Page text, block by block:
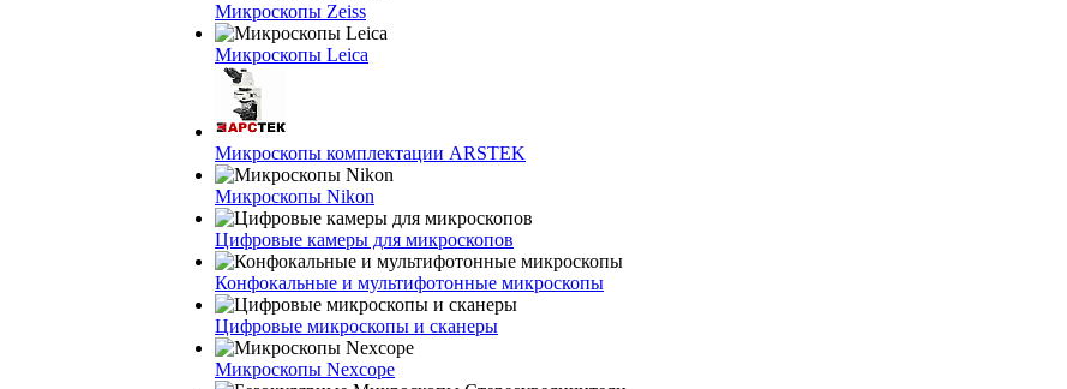
Микроскопы Zeiss
Микроскопы Leica
Микроскопы комплектации ARSTEK
Микроскопы Nikon
Цифровые камеры для микроскопов
Конфокальные и мультифотонные микроскопы
Цифровые микроскопы и сканеры
Микроскопы Nexcope